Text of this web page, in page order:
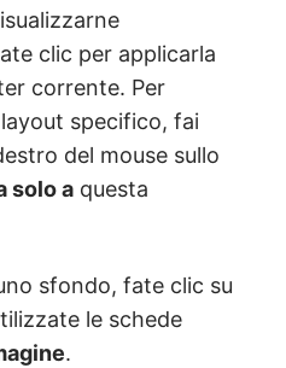
clic per applicarla
corrente. Per
specifico, fai
del mouse sullo
solo a questa
sfondo, fate clic su
le schede
.